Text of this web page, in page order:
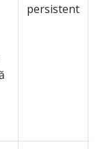
persistent